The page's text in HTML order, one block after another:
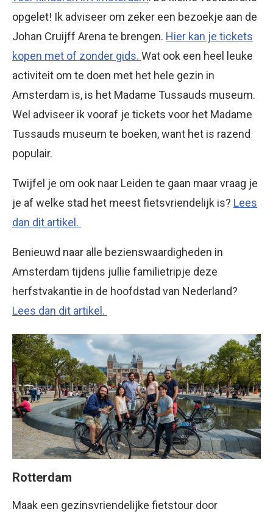
opgelet! Ik adviseer om zeker een bezoekje aan de
Johan Cruijff Arena te brengen. Hier kan je tickets
kopen met of zonder gids. Wat ook een heel leuke
activiteit om te doen met het hele gezin in
Amsterdam is, is het Madame Tussauds museum.
Wel adviseer ik vooraf je tickets voor het Madame
Tussauds museum te boeken, want het is razend
populair.
Twijfel je om ook naar Leiden te gaan maar vraag je
je af welke stad het meest fietsvriendelijk is? Lees
dan dit artikel.
Benieuwd naar alle bezienswaardigheden in
Amsterdam tijdens jullie familietripje deze
herfstvakantie in de hoofdstad van Nederland?
Lees dan dit artikel.
Rotterdam
Maak een gezinsvriendelijke fietstour door